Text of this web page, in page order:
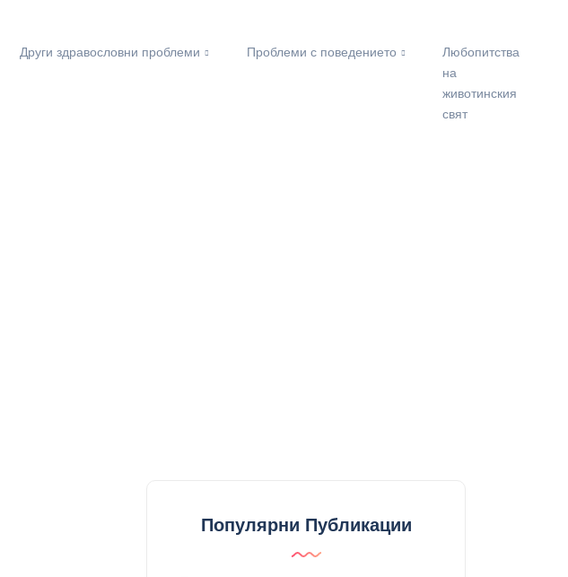
Други здравословни проблеми Проблеми с поведението
Любопитства
на
животинския
свят
Популярни Публикации